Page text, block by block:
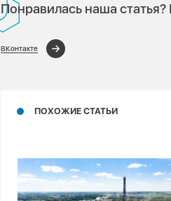
Понравилась наша статья?
ВКонтакте
ПОХОЖИЕ СТАТЬИ